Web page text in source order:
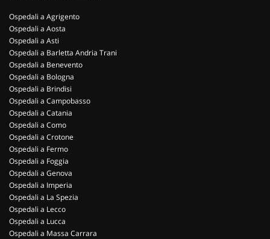
Ospedali a Agrigento
Ospedali a Aosta
Ospedali a Asti
Ospedali a Barletta Andria Trani
Ospedali a Benevento
Ospedali a Bologna
Ospedali a Brindisi
Ospedali a Campobasso
Ospedali a Catania
Ospedali a Como
Ospedali a Crotone
Ospedali a Fermo
Ospedali a Foggia
Ospedali a Genova
Ospedali a Imperia
Ospedali a La Spezia
Ospedali a Lecco
Ospedali a Lucca
Ospedali a Massa Carrara